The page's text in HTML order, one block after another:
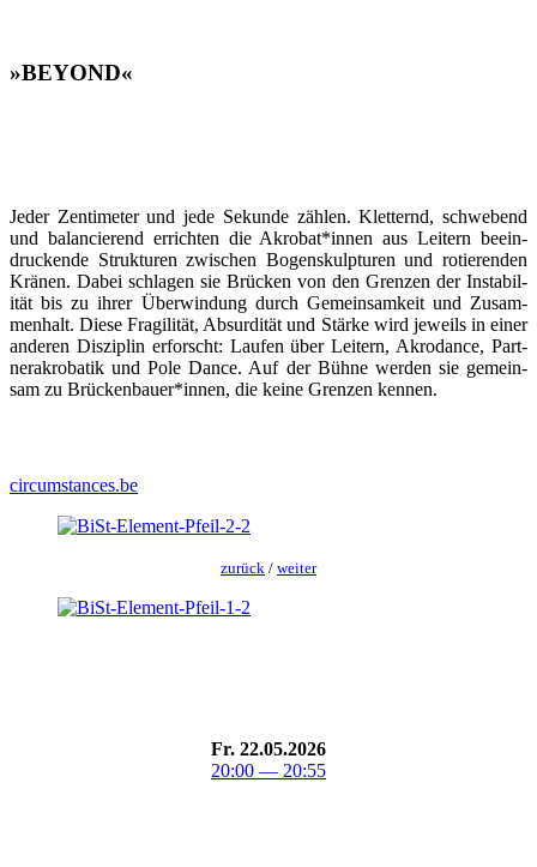
»BEYOND«
Jed­er Zen­time­ter und jede Sekunde zählen. Klet­ternd, schwebend
und bal­ancierend erricht­en die Akrobat*innen aus Leit­ern beein­
druck­ende Struk­turen zwis­chen Bogen­skulp­turen und rotieren­den
Krä­nen. Dabei schla­gen sie Brück­en von den Gren­zen der Insta­bil­
ität bis zu ihrer Über­win­dung durch Gemein­samkeit und Zusam­
men­halt. Diese Fragilität, Absur­dität und Stärke wird jew­eils in ein­er
anderen Diszi­plin erforscht: Laufen über Leit­ern, Akro­dance, Part­
ner­akro­batik und Pole Dance. Auf der Bühne wer­den sie gemein­
sam zu Brückenbauer*innen, die keine Gren­zen ken­nen.
circumstances.be
zurück / weit­er
Fr. 22.05.2026
20:00 — 20:55